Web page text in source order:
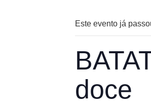
Este evento já
doce